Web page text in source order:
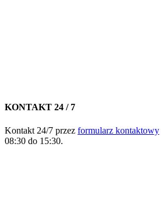
KONTAKT 24 / 7
Kontakt 24/7 przez formularz kontaktowy
08:30 do 15:30.